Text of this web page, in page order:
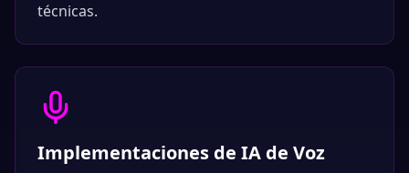
técnicas.
Implementaciones de IA de Voz